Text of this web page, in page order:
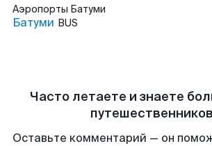
Аэропорты Батуми
Батуми BUS
Часто летаете и знаете
Оставьте комментарий — он